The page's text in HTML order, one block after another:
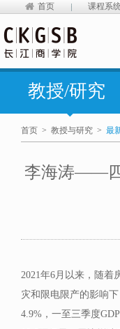
首页 课程系
教授/研究
首页 > 教授与研究 > 最
李海涛——四
2021年6月以来，随着
灾和限电限产的影响
4.9%，一至三季度